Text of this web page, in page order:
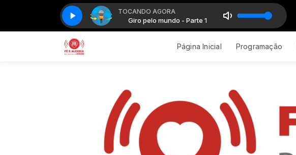
TOCANDO AGORA
Giro pelo mundo - Parte 1 Giro pelo mundo - Parte 1
Página Inicial Programação